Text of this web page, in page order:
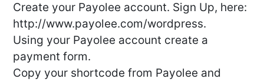
Create your Payolee account. Sign Up, here:
http://www.payolee.com/wordpress.
Using your Payolee account create a
payment form.
Copy your shortcode from Payolee and